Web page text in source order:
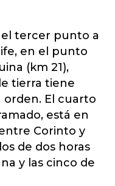
el tercer punto a
en el punto
(km 21),
tierra tiene
orden. El cuarto
está en
Corinto y
de dos horas
y las cinco de